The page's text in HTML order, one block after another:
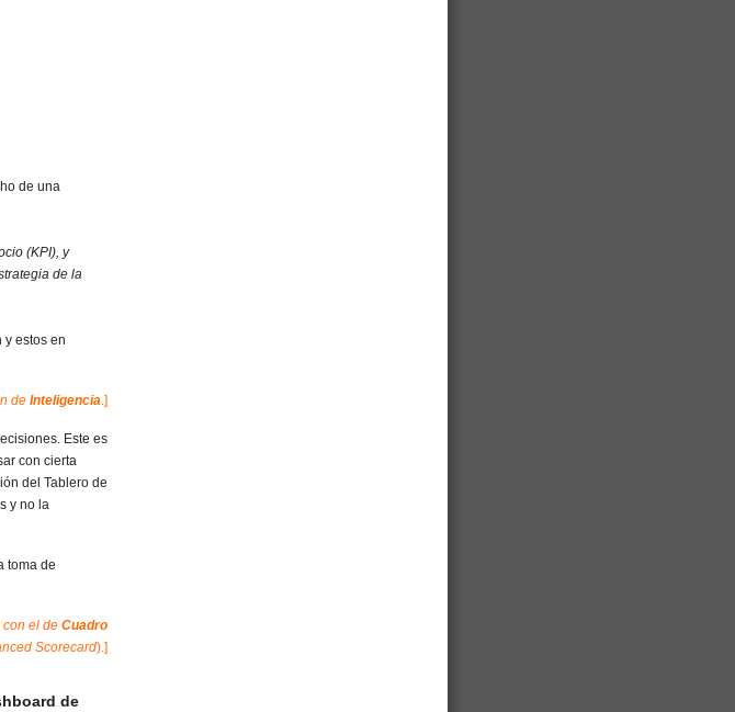
de una
(KPI), y
de la
y estos en
de Inteligencia .]
Este es
con cierta
del Tablero de
y no la
toma de
el de Cuadro
Scorecard).]
de